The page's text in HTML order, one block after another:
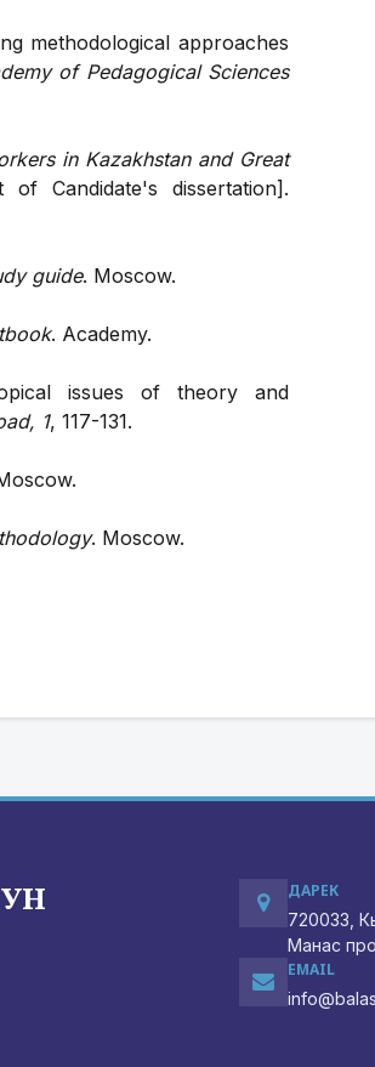
methodological approaches
of Pedagogical Sciences
in Kazakhstan and Great
Candidate's dissertation].
guide. Moscow.
. Academy.
issues of theory and
1, 117-131.
. Moscow.
ДАРЕК
720033,
Манас
EMAIL